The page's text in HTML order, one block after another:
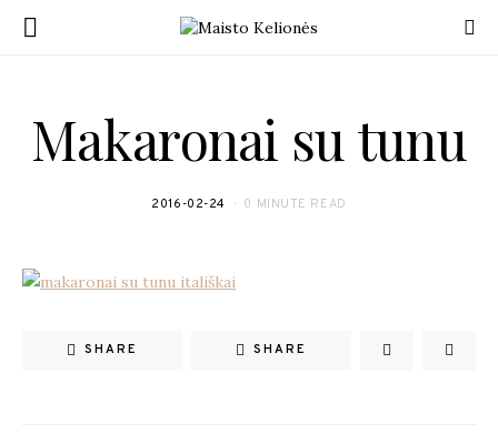
Makaronai su tunu
2016-02-24 0 MINUTE READ
SHARE SHARE